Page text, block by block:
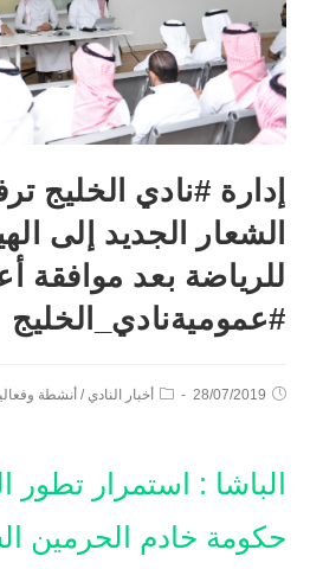
إدارة #نادي الخليج
الشعار الجديد إلى
للرياضة بعد موافقة
#عموميةنادي_الخليج
28/07/2019 أخبار النادي / أنشطة
الباشا : استمرار تطور
حكومة خادم الحرمين